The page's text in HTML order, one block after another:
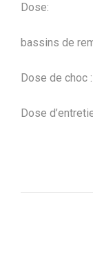
Dose:
bassins de
Dose de choc
Dose